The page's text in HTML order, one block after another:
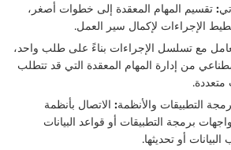
تقسيم المهام المعقدة إلى خطوات أصغر،
الإجراءات لإكمال سير العمل.
مع تسلسل الإجراءات بناءً على طلب واحد،
من إدارة المهام المعقدة التي قد تتطلب
متعددة.
التطبيقات والأنظمة: الاتصال بأنظمة
برمجة التطبيقات أو قواعد البيانات
أو تحديثها.